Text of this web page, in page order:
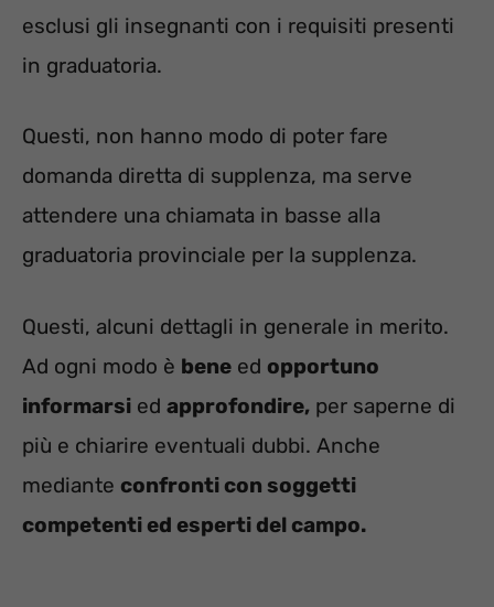
esclusi gli insegnanti con i requisiti presenti
in graduatoria.
Questi, non hanno modo di poter fare
domanda diretta di supplenza, ma serve
attendere una chiamata in basse alla
graduatoria provinciale per la supplenza.
Questi, alcuni dettagli in generale in merito.
Ad ogni modo è bene ed opportuno
informarsi ed approfondire, per saperne di
più e chiarire eventuali dubbi. Anche
mediante confronti con soggetti
competenti ed esperti del campo.